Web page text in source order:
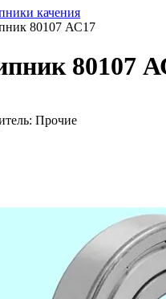
качения
80107 АС17
80107
Прочие